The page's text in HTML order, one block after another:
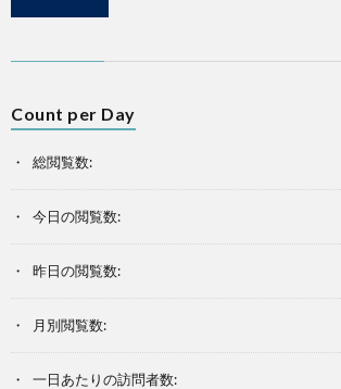
Count per Day
総閲覧数:
今日の閲覧数:
昨日の閲覧数:
月別閲覧数:
一日あたりの訪問者数: